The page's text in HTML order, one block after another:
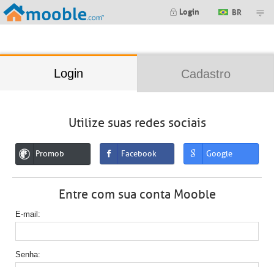
Login BR
Login Cadastro
Utilize suas redes sociais
Promob Facebook Google
Entre com sua conta Mooble
E-mail
Senha